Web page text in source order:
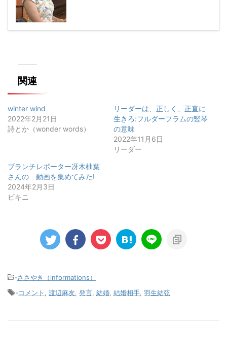
関連
winter wind
2022年2月21日
詩とか（wonder words）
リーダーは、正しく、正直に
生きろ:フルダーフラムの竪琴
の意味
2022年11月6日
リーダー
ブランチレポーター冴木柚葉
さんの゙動画を集めてみた!
2024年2月3日
ビキニ
-ささやき（informations）
-コメント 渡辺麻友 発言 結婚 結婚相手 羽生結弦